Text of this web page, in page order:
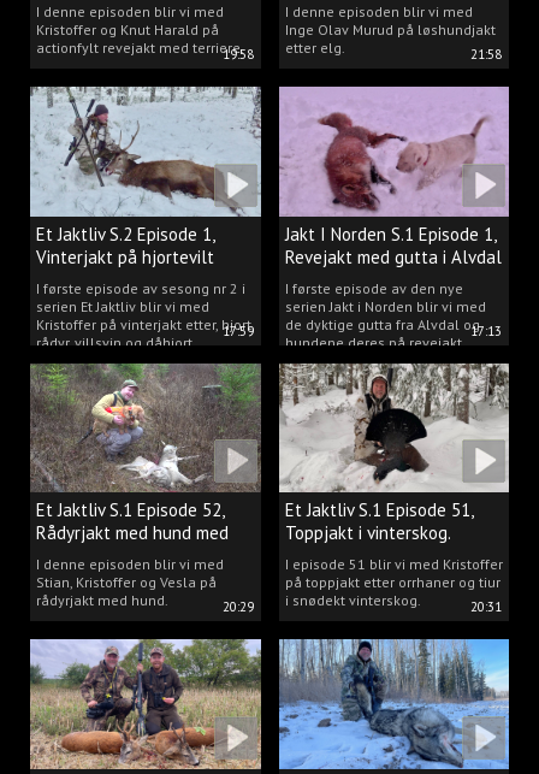
19:58
I denne episoden blir vi med
Kristoffer og Knut Harald på
actionfylt revejakt med terriere.
21:58
I denne episoden blir vi med
Inge Olav Murud på løshundjakt
etter elg.
17:59
Et Jaktliv S.2 Episode 1,
Vinterjakt på hjortevilt
I første episode av sesong nr 2 i
serien Et Jaktliv blir vi med
Kristoffer på vinterjakt etter, hjort,
rådyr, villsvin og dåhjort.
17:13
Jakt I Norden S.1 Episode 1,
Revejakt med gutta i Alvdal
I første episode av den nye
serien Jakt i Norden blir vi med
de dyktige gutta fra Alvdal og
hundene deres på revejakt.
20:29
Et Jaktliv S.1 Episode 52,
Rådyrjakt med hund med
Stian, Kristoffer og Vesla
I denne episoden blir vi med
Stian, Kristoffer og Vesla på
rådyrjakt med hund.
20:31
Et Jaktliv S.1 Episode 51,
Toppjakt i vinterskog.
I episode 51 blir vi med Kristoffer
på toppjakt etter orrhaner og tiur
i snødekt vinterskog.